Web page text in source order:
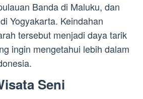
Banda di Maluku, dan
Yogyakarta. Keindahan
tersebut menjadi daya tarik
ingin mengetahui lebih dalam
Seni